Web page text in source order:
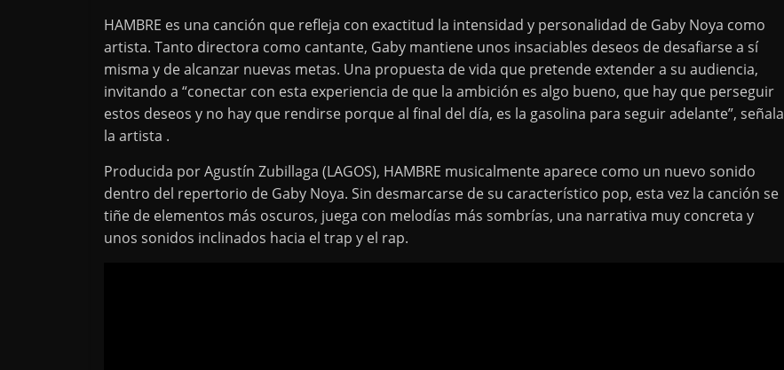
HAMBRE es una canción que refleja con exactitud la intensidad y personalidad de Gaby Noya como
artista. Tanto directora como cantante, Gaby mantiene unos insaciables deseos de desafiarse a sí
misma y de alcanzar nuevas metas. Una propuesta de vida que pretende extender a su audiencia,
invitando a “conectar con esta experiencia de que la ambición es algo bueno, que hay que perseguir
estos deseos y no hay que rendirse porque al final del día, es la gasolina para seguir adelante”, señala
la artista .
Producida por Agustín Zubillaga (LAGOS), HAMBRE musicalmente aparece como un nuevo sonido
dentro del repertorio de Gaby Noya. Sin desmarcarse de su característico pop, esta vez la canción se
tiñe de elementos más oscuros, juega con melodías más sombrías, una narrativa muy concreta y
unos sonidos inclinados hacia el trap y el rap.